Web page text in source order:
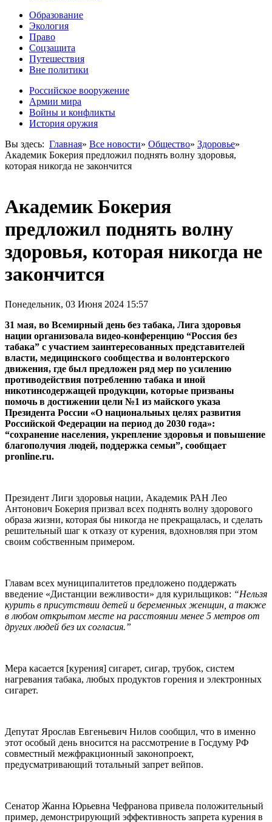
Образование
Экология
Право
Соцзащита
Путешествия
Вне политики
Российское вооружение
Армии мира
Войны и конфликты
История оружия
Вы здесь: Главная» Все новости» Общество» Здоровье»
Академик Бокерия предложил поднять волну здоровья,
которая никогда не закончится
Академик Бокерия
предложил поднять волну
здоровья, которая никогда не
закончится
Понедельник, 03 Июня 2024 15:57
31 мая, во Всемирный день без табака, Лига здоровья
нации организовала видео-конференцию “Россия без
табака” с участием заинтересованных представителей
власти, медицинского сообщества и волонтерского
движения, где был предложен ряд мер по усилению
противодействия потреблению табака и иной
никотинсодержащей продукции, которые призваны
помочь в достижении цели №1 из майского указа
Президента России «О национальных целях развития
Российской Федерации на период до 2030 года»:
“сохранение населения, укрепление здоровья и повышение
благополучия людей, поддержка семьи”, сообщает
pronline.ru.
Президент Лиги здоровья нации, Академик РАН Лео
Антонович Бокерия призвал всех поднять волну здорового
образа жизни, которая бы никогда не прекращалась, и сделать
решительный шаг к отказу от курения, вдохновляя при этом
своим собственным примером.
Главам всех муниципалитетов предложено поддержать
введение «Дистанции вежливости» для курильщиков: “Нельзя
курить в присутствии детей и беременных женщин, а также
в любом открытом месте на расстоянии менее 5 метров от
других людей без их согласия.”
Мера касается [курения] сигарет, сигар, трубок, систем
нагревания табака, любых продуктов горения и электронных
сигарет.
Депутат Ярослав Евгеньевич Нилов сообщил, что в именно
этот особый день вносится на рассмотрение в Госдуму РФ
совместный межфракционный законопроект,
предусматривающий тотальный запрет вейпов.
Сенатор Жанна Юрьевна Чефранова привела положительный
пример, демонстрирующий эффективность запрета курения в